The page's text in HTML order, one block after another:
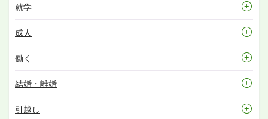
就学
成人
働く
結婚・離婚
引越し